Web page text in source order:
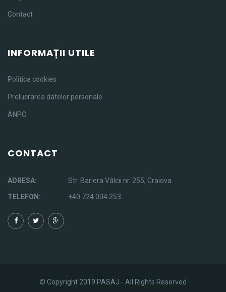
Contact
INFORMAȚII UTILE
Politica cookies
Prelucrarea datelor personale
ANPC
CONTACT
ADRESA:
Str. Bariera Vâlcii nr. 255, Craiova
TELEFON:
+40 724 004 253
© Copyright 2019 PASAJ - All Rights Reserved